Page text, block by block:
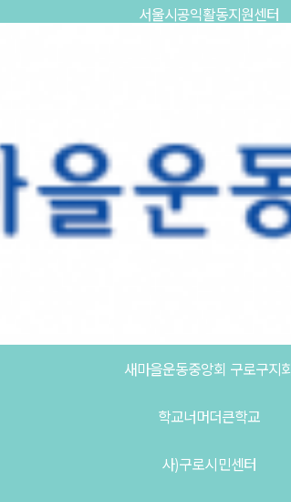
서울시공익활동지원센터
새마을운동중앙회 구로구지회
학교너머더큰학교
사)구로시민센터